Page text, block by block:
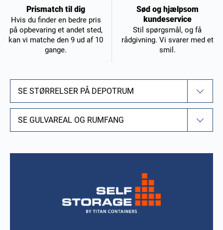
Prismatch til dig
Hvis du finder en bedre pris
på opbevaring et andet sted,
kan vi matche den 9 ud af 10
gange.
Sød og hjælpsom
kundeservice
Stil spørgsmål, og få
rådgivning. Vi svarer med et
smil.
SE STØRRELSER PÅ DEPOTRUM
SE GULVAREAL OG RUMFANG